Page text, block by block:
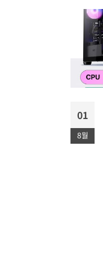
01
8월